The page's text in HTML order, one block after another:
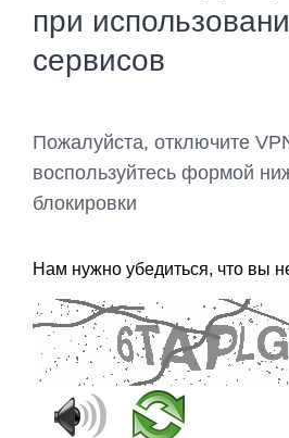
при
сервисов
Пожалуйста, отключите
воспользуйтесь формой
блокировки
Нам нужно убедиться, что вы